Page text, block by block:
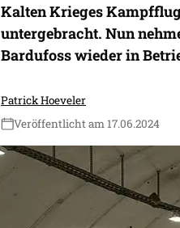
Kalten Krieges
untergebracht. Nun
Bardufoss wieder in
Patrick Hoeveler
Veröffentlicht am 17.06.2024